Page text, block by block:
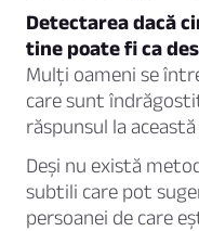
Detectarea dacă
tine poate fi ca
Mulți oameni se
care sunt
răspunsul la
Deși nu există
subtili care pot
persoanei de care